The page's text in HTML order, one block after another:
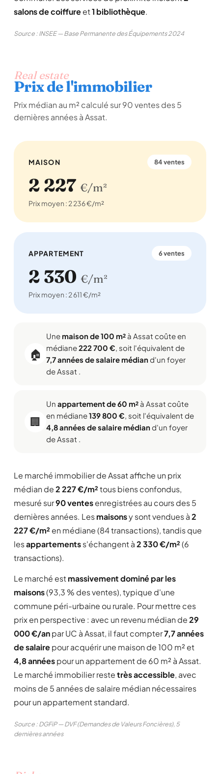
salons de coiffureet1 bibliothèque.
Source : INSEE — Base Permanente des Équipements 2024
Real estate
Prix de l'immobilier
Prix médian au m² calculé sur 90 ventes des 5
dernières années à Assat.
MAISON 84 ventes
2 227 €/m²
Prix moyen : 2 236 €/m²
APPARTEMENT 6 ventes
2 330 €/m²
Prix moyen : 2 611 €/m²
🏠
Une maison de 100 m² à Assat coûte en
médiane222 700 €, soit l'équivalent de
7,7 années de salaire médiand'un foyer
de Assat .
🏢
Un appartement de 60 m² à Assat coûte
en médiane139 800 €, soit l'équivalent de
4,8 années de salaire médiand'un foyer
de Assat .
Le marché immobilier de Assat affiche un prix
médian de2 227 €/m²tous biens confondus,
mesuré sur90 ventesenregistrées au cours des 5
dernières années. Lesmaisonsy sont vendues à2
227 €/m² en médiane (84 transactions), tandis que
lesappartementss'échangent à2 330 €/m²(6
transactions).
Le marché estmassivement dominé par les
maisons(93,3 % des ventes), typique d'une
commune péri-urbaine ou rurale. Pour mettre ces
prix en perspective : avec un revenu médian de29
000 €/anpar UC à Assat, il faut compter7,7 années
de salairepour acquérir une maison de 100 m² et
4,8 annéespour un appartement de 60 m² à Assat.
Le marché immobilier restetrès accessible, avec
moins de 5 années de salaire médian nécessaires
pour un appartement standard.
Source : DGFiP — DVF (Demandes de Valeurs Foncières), 5
dernières années